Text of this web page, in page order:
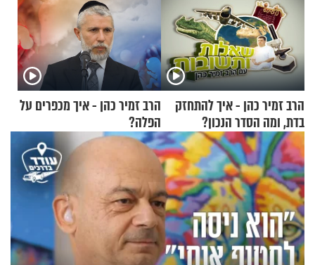
הרב זמיר כהן - איך להתחזק
בדת, ומה הסדר הנכון?
הרב זמיר כהן - איך מכפרים על
הפלה?